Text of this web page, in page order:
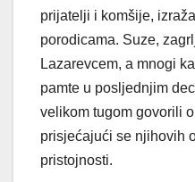
prijatelji i komšije,
porodicama. Suze,
Lazarevcem, a mnogi
pamte u posljednjim
velikom tugom govorili
prisjećajući se njihovih
pristojnosti.